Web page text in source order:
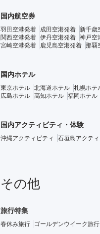
国内航空券
羽田空港発着 成田空港発着 新千歳
関西空港発着 伊丹空港発着 神戸空
宮崎空港発着
鹿児島空港発着 那覇
国内ホテル
東京ホテル 北海道ホテル 札幌ホテ
広島ホテル 高知ホテル 福岡ホテル
国内アクティビティ・体験
沖縄アクティビティ 石垣島アクテ
その他
旅行特集
春休み旅行 ゴールデンウイーク旅行